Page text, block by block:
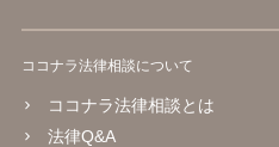
ココナラ法律相談について
ココナラ法律相談とは
法律Q&A